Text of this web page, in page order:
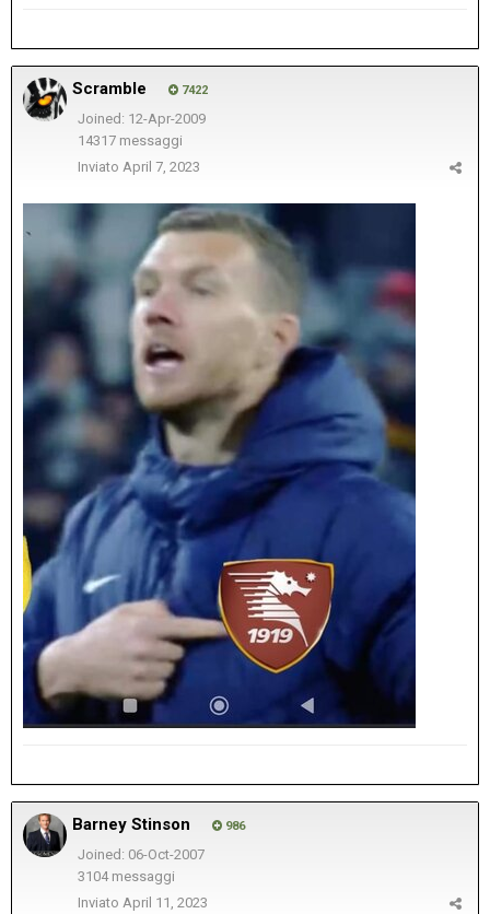
Scramble 7422
Joined: 12-Apr-2009
14317 messaggi
Inviato April 7, 2023
Barney Stinson 986
Joined: 06-Oct-2007
3104 messaggi
Inviato April 11, 2023